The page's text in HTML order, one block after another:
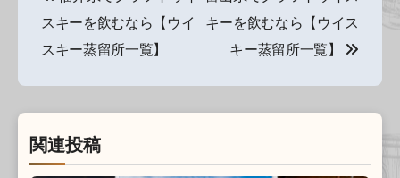
稿
ナ
ビ
ゲ
ー
スキーを飲むなら【ウイ
スキー蒸留所一覧】
キーを飲むなら【ウイス
キー蒸留所一覧】
関連投稿